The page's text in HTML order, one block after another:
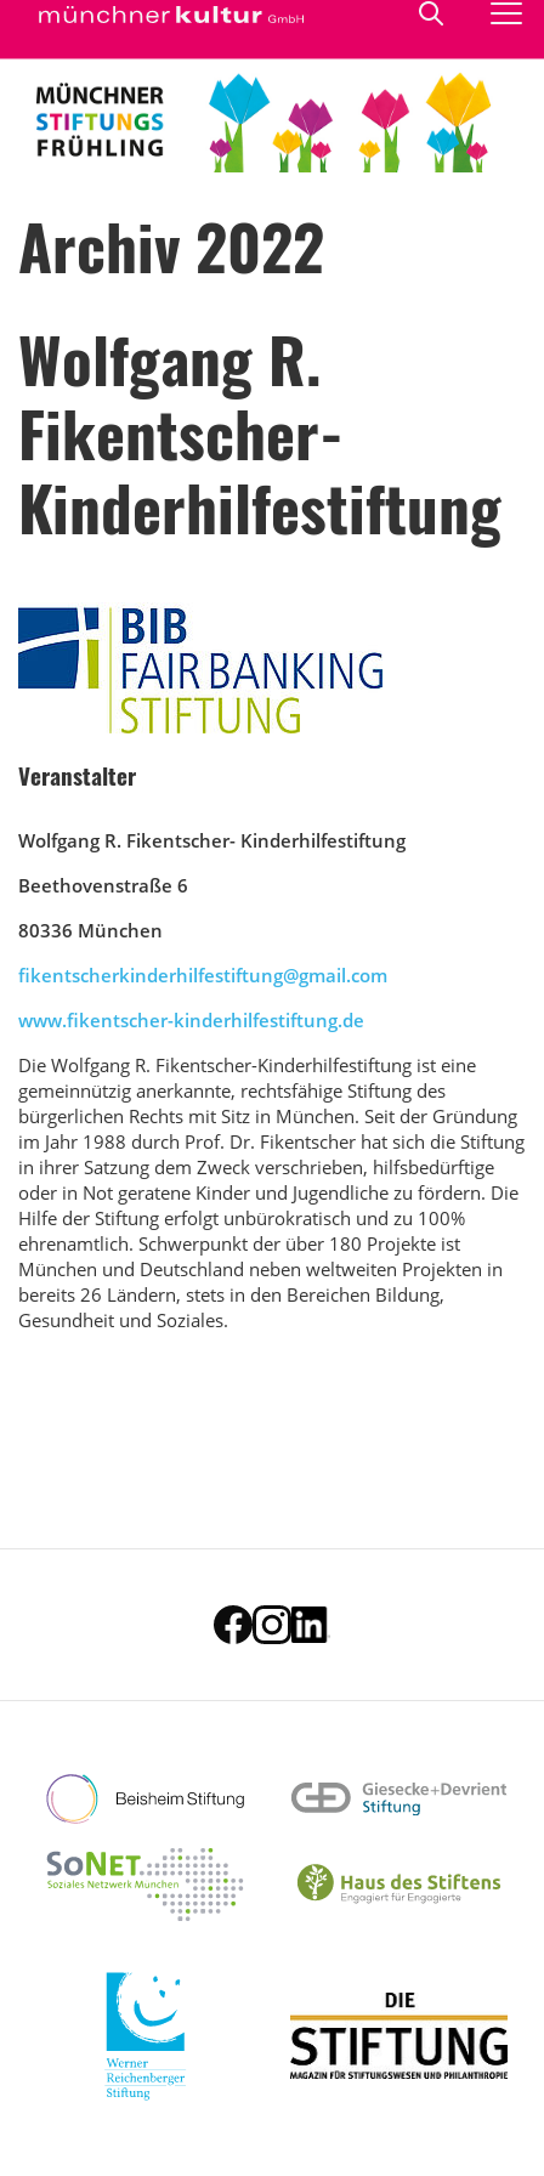
Archiv 2022
Wolfgang R.
Fikentscher-
Kinderhilfestiftung
Veranstalter
Wolfgang R. Fikentscher- Kinderhilfestiftung
Beethovenstraße 6
80336 München
fikentscherkinderhilfestiftung@gmail.com
www.fikentscher-kinderhilfestiftung.de
Die Wolfgang R. Fikentscher-Kinderhilfestiftung ist eine
gemeinnützig anerkannte, rechtsfähige Stiftung des
bürgerlichen Rechts mit Sitz in München. Seit der Gründung
im Jahr 1988 durch Prof. Dr. Fikentscher hat sich die Stiftung
in ihrer Satzung dem Zweck verschrieben, hilfsbedürftige
oder in Not geratene Kinder und Jugendliche zu fördern. Die
Hilfe der Stiftung erfolgt unbürokratisch und zu 100%
ehrenamtlich. Schwerpunkt der über 180 Projekte ist
München und Deutschland neben weltweiten Projekten in
bereits 26 Ländern, stets in den Bereichen Bildung,
Gesundheit und Soziales.